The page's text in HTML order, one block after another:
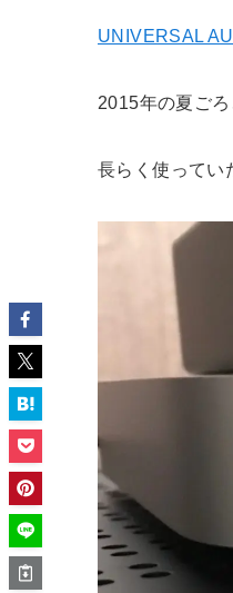
UNIVERSAL
2015年の夏ご
長らく使ってい